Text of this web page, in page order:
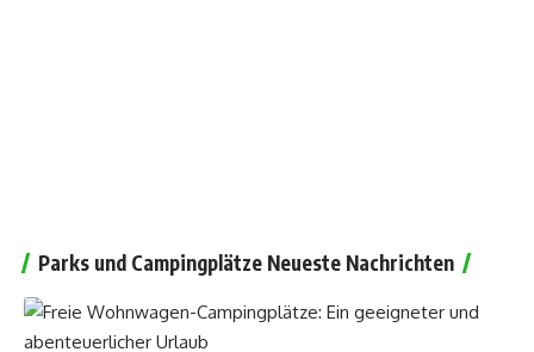
Parks und Campingplätze Neueste Nachrichten